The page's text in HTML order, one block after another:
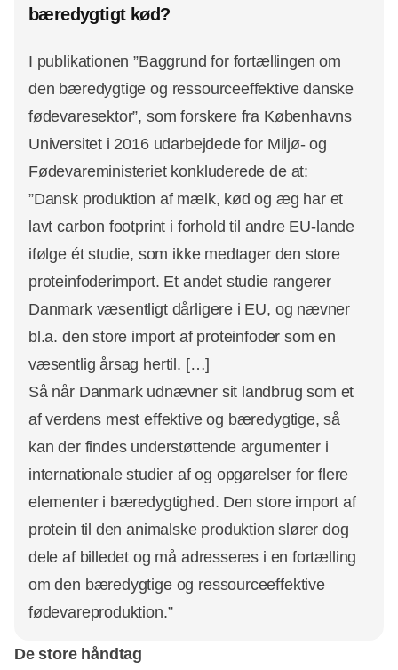
bæredygtigt kød?
I publikationen ”Baggrund for fortællingen om
den bæredygtige og ressourceeffektive danske
fødevaresektor”, som forskere fra Københavns
Universitet i 2016 udarbejdede for Miljø- og
Fødevareministeriet konkluderede de at:
”Dansk produktion af mælk, kød og æg har et
lavt carbon footprint i forhold til andre EU-lande
ifølge ét studie, som ikke medtager den store
proteinfoderimport. Et andet studie rangerer
Danmark væsentligt dårligere i EU, og nævner
bl.a. den store import af proteinfoder som en
væsentlig årsag hertil. […]
Så når Danmark udnævner sit landbrug som et
af verdens mest effektive og bæredygtige, så
kan der findes understøttende argumenter i
internationale studier af og opgørelser for flere
elementer i bæredygtighed. Den store import af
protein til den animalske produktion slører dog
dele af billedet og må adresseres i en fortælling
om den bæredygtige og ressourceeffektive
fødevareproduktion.”
De store håndtag